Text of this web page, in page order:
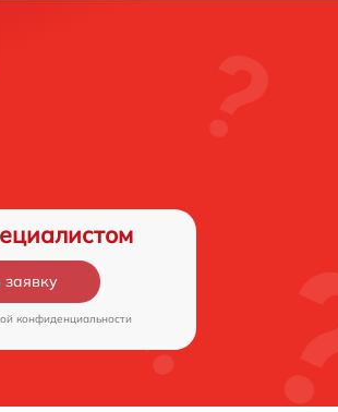
заявку
конфиденциальности